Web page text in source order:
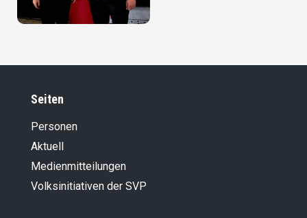
Seiten
Personen
Aktuell
Medienmitteilungen
Volksinitiativen der SVP